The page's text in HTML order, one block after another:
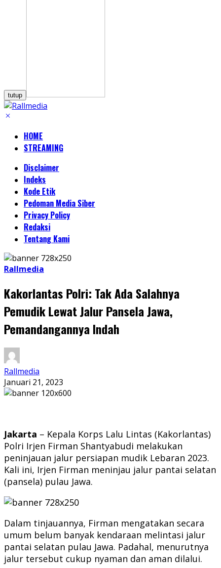
tutup
HOME
STREAMING
Disclaimer
Indeks
Kode Etik
Pedoman Media Siber
Privacy Policy
Redaksi
Tentang Kami
Rallmedia
Kakorlantas Polri: Tak Ada Salahnya
Pemudik Lewat Jalur Pansela Jawa,
Pemandangannya Indah
Rallmedia
Januari 21, 2023
Jakarta – Kepala Korps Lalu Lintas (Kakorlantas)
Polri Irjen Firman Shantyabudi melakukan
peninjauan jalur persiapan mudik Lebaran 2023.
Kali ini, Irjen Firman meninjau jalur pantai selatan
(pansela) pulau Jawa.
Dalam tinjauannya, Firman mengatakan secara
umum belum banyak kendaraan melintasi jalur
pantai selatan pulau Jawa. Padahal, menurutnya
jalur tersebut cukup nyaman dan aman dilalui.